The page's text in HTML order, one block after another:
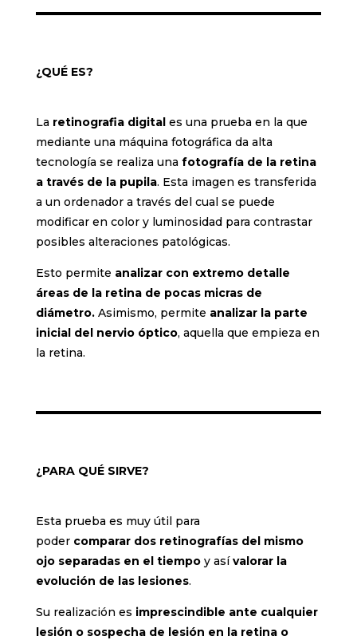
¿QUÉ ES?
La retinografia digital es una prueba en la que
mediante una máquina fotográfica da alta
tecnología se realiza una fotografía de la retina
a través de la pupila. Esta imagen es transferida
a un ordenador a través del cual se puede
modificar en color y luminosidad para contrastar
posibles alteraciones patológicas.
Esto permite analizar con extremo detalle
áreas de la retina de pocas micras de
diámetro. Asimismo, permite analizar la parte
inicial del nervio óptico, aquella que empieza en
la retina.
¿PARA QUÉ SIRVE?
Esta prueba es muy útil para
poder comparar dos retinografías del mismo
ojo separadas en el tiempo y así valorar la
evolución de las lesiones.
Su realización es imprescindible ante cualquier
lesión o sospecha de lesión en la retina o